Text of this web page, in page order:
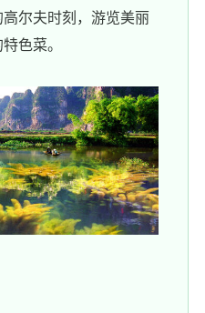
尔夫时刻，游览美丽
色菜。